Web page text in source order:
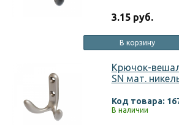
3.15 руб.
В корзину
Крючок-
SN мат.
Код товара:
В наличии